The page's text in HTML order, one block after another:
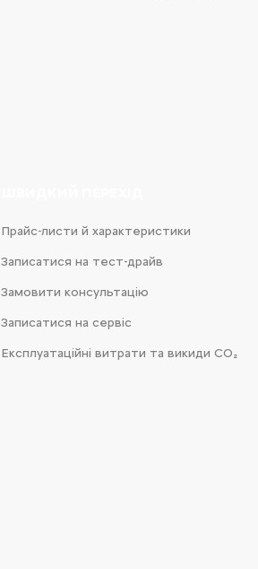
Прайс-листи й характеристики
Записатися на тест-драйв
Замовити консультацію
Записатися на сервіс
Експлуатаційні витрати та викиди CO₂